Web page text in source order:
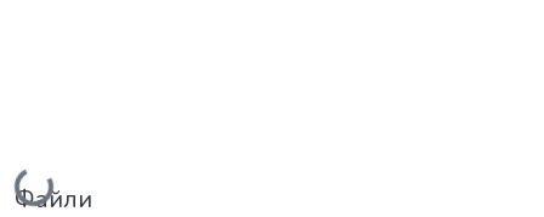
Вантажиться...
Файли